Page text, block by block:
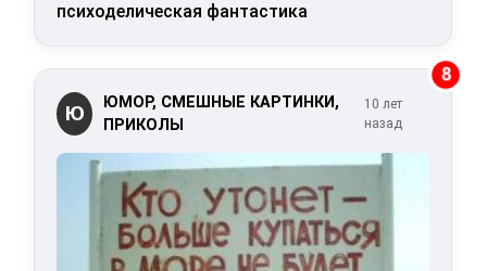
психоделическая фантастика
8
Ю
ЮМОР, СМЕШНЫЕ КАРТИНКИ,
ПРИКОЛЫ
10 лет
назад